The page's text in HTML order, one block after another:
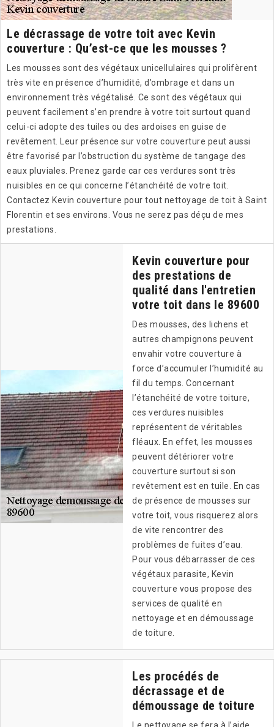
Le décrassage de votre toit avec Kevin
couverture : Qu’est-ce que les mousses ?
Les mousses sont des végétaux unicellulaires qui prolifèrent
très vite en présence d’humidité, d’ombrage et dans un
environnement très végétalisé. Ce sont des végétaux qui
peuvent facilement s’en prendre à votre toit surtout quand
celui-ci adopte des tuiles ou des ardoises en guise de
revêtement. Leur présence sur votre couverture peut aussi
être favorisé par l’obstruction du système de tangage des
eaux pluviales. Prenez garde car ces verdures sont très
nuisibles en ce qui concerne l’étanchéité de votre toit.
Contactez Kevin couverture pour tout nettoyage de toit à Saint
Florentin et ses environs. Vous ne serez pas déçu de mes
prestations.
Kevin couverture pour
des prestations de
qualité dans l'entretien
votre toit dans le 89600
Des mousses, des lichens et
autres champignons peuvent
envahir votre couverture à
force d’accumuler l’humidité au
fil du temps. Concernant
l’étanchéité de votre toiture,
ces verdures nuisibles
représentent de véritables
fléaux. En effet, les mousses
peuvent détériorer votre
couverture surtout si son
revêtement est en tuile. En cas
de présence de mousses sur
votre toit, vous risquerez alors
de vite rencontrer des
problèmes de fuites d’eau.
Pour vous débarrasser de ces
végétaux parasite, Kevin
couverture vous propose des
services de qualité en
nettoyage et en démoussage
de toiture.
Les procédés de
décrassage et de
démoussage de toiture